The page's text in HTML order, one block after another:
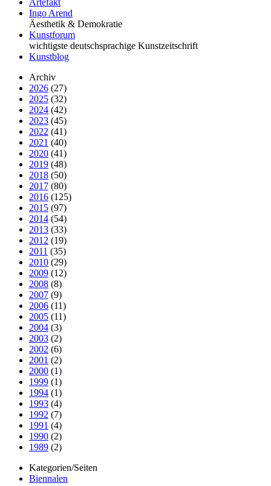
Artefakt
Ingo Arend
Äesthetik & Demokratie
Kunstforum
wichtigste deutschsprachige Kunstzeitschrift
Kunstblog
Archiv
2026 (27)
2025 (32)
2024 (42)
2023 (45)
2022 (41)
2021 (40)
2020 (41)
2019 (48)
2018 (50)
2017 (80)
2016 (125)
2015 (97)
2014 (54)
2013 (33)
2012 (19)
2011 (35)
2010 (29)
2009 (12)
2008 (8)
2007 (9)
2006 (11)
2005 (11)
2004 (3)
2003 (2)
2002 (6)
2001 (2)
2000 (1)
1999 (1)
1994 (1)
1993 (4)
1992 (7)
1991 (4)
1990 (2)
1989 (2)
Kategorien/Seiten
Biennalen